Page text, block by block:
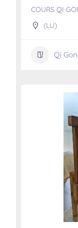
COURS QI
(LU)
Qi